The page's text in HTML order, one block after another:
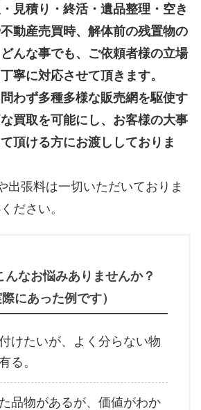
見積り・終活・遺品整理・空き
動産売買時、解体前の残置物の
んな事でも、 ご依頼者様の立場
寧に対応させて頂きます。
わず多種多様な販売網を駆使す
買取を可能にし、お客様の大事
頂ける方にお渡ししておりま
出張料は一切いただいておりま
ださい。
んなお悩みありませんか？
際にあった例です）
けたいが、よく分らない物
る。
品物があるが、価値がわか